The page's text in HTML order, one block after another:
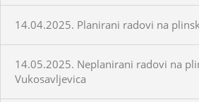
14.04.2025. Planirani radovi na
14.05.2025. Neplanirani radovi na
Vukosavljevica